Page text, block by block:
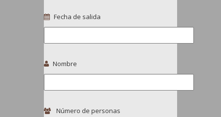
Fecha de salida
Nombre
Número de personas